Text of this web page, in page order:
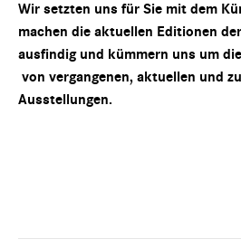
Wir setzten uns für Sie mit dem
machen die aktuellen Editionen
ausfindig und kümmern uns um
von vergangenen, aktuellen und
Ausstellungen.